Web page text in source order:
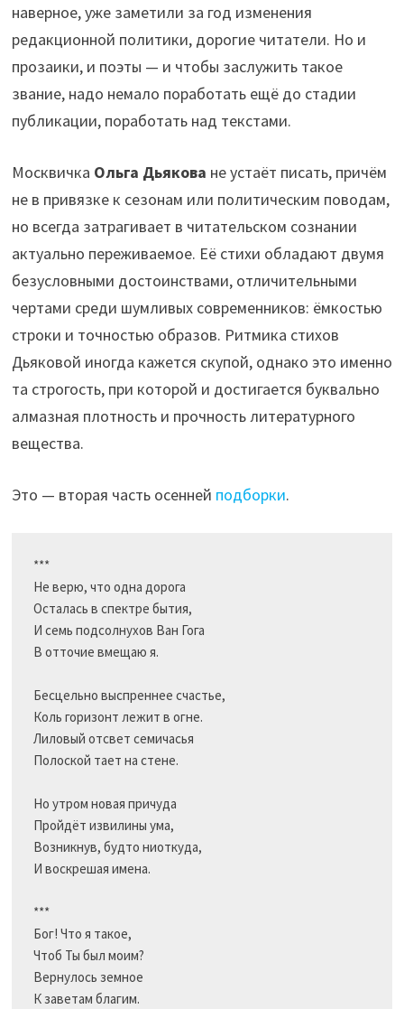
наверное, уже заметили за год изменения
редакционной политики, дорогие читатели. Но и
прозаики, и поэты — и чтобы заслужить такое
звание, надо немало поработать ещё до стадии
публикации, поработать над текстами.
Москвичка Ольга Дьякова не устаёт писать, причём
не в привязке к сезонам или политическим поводам,
но всегда затрагивает в читательском сознании
актуально переживаемое. Её стихи обладают двумя
безусловными достоинствами, отличительными
чертами среди шумливых современников: ёмкостью
строки и точностью образов. Ритмика стихов
Дьяковой иногда кажется скупой, однако это именно
та строгость, при которой и достигается буквально
алмазная плотность и прочность литературного
вещества.
Это — вторая часть осенней подборки.
***
Не верю, что одна дорога
Осталась в спектре бытия,
И семь подсолнухов Ван Гога
В отточие вмещаю я.
Бесцельно выспреннее счастье,
Коль горизонт лежит в огне.
Лиловый отсвет семичасья
Полоской тает на стене.
Но утром новая причуда
Пройдёт извилины ума,
Возникнув, будто ниоткуда,
И воскрешая имена.
***
Бог! Что я такое,
Чтоб Ты был моим?
Вернулось земное
К заветам благим.